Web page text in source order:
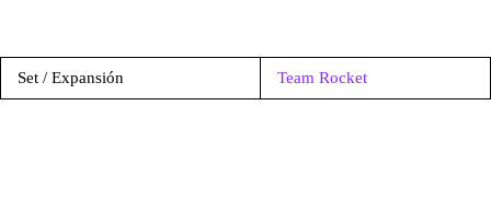
Set / Expansión Team Rocket